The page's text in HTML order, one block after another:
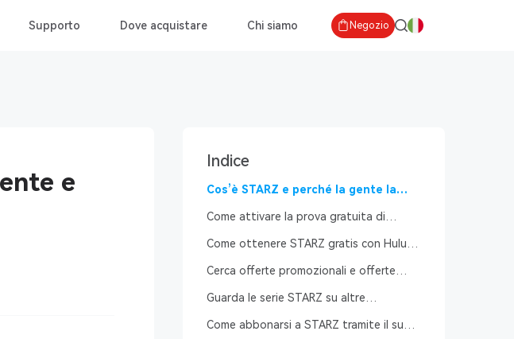
Supporto Dove acquistare Chi siamo Negozio
e
Indice
Cos’è STARZ e perché la gente la
Come attivare la prova gratuita di
Come ottenere STARZ gratis con Hulu o
Cerca offerte promozionali e offerte
Guarda le serie STARZ su altre
Come abbonarsi a STARZ tramite il suo